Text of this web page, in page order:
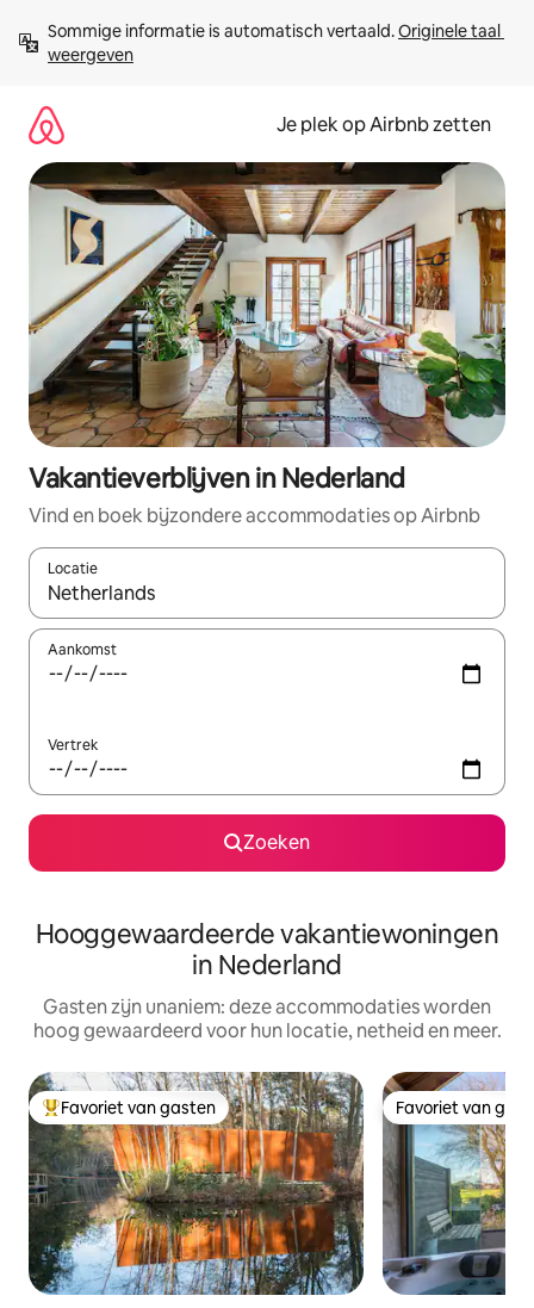
direct
naar
Sommige informatie is automatisch vertaald. Originele taal
weergeven
Je plek op Airbnb zetten
Vakantieverblijven in Nederland
Vind en boek bijzondere accommodaties op Airbnb
Locatie
Wanneer er resultaten beschikbaar zijn, maak je een keuze
Aankomst
Vertrek
Zoeken
Hooggewaardeerde vakantiewoningen
in Nederland
Gasten zijn unaniem: deze accommodaties worden
hoog gewaardeerd voor hun locatie, netheid en meer.
Topfavoriet van gasten
Favoriet van gasten Favoriet van
Favoriet van